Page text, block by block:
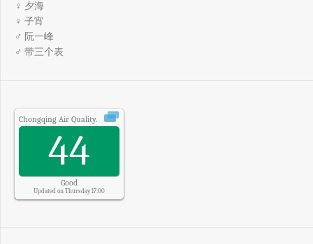
♀ 夕海
♀ 子宵
♂ 阮一峰
♂ 带三个表
Chongqing Air Quality.
44
Good
Updated on Thursday 17:00